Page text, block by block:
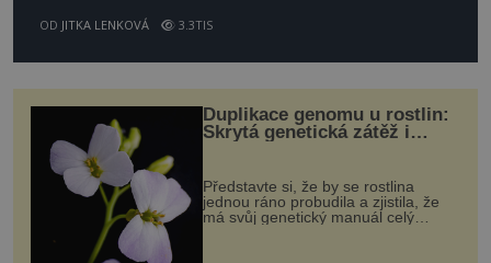
OD JITKA LENKOVÁ 3.3TIS
Duplikace genomu u rostlin:
Skrytá genetická zátěž i
Představte si, že by se rostlina
jednou ráno probudila a zjistila, že
má svůj genetický manuál celý